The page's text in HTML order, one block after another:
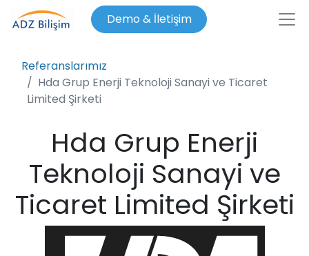
Demo & İletişim
Referanslarımız
Hda Grup Enerji Teknoloji Sanayi ve Ticaret
Limited Şirketi
Hda Grup Enerji
Teknoloji Sanayi ve
Ticaret Limited Şirketi